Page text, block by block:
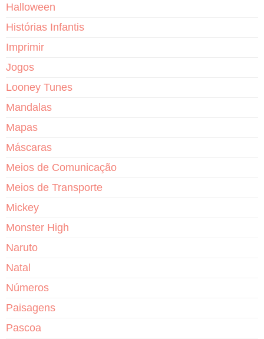
Halloween
Histórias Infantis
Imprimir
Jogos
Looney Tunes
Mandalas
Mapas
Máscaras
Meios de Comunicação
Meios de Transporte
Mickey
Monster High
Naruto
Natal
Números
Paisagens
Pascoa